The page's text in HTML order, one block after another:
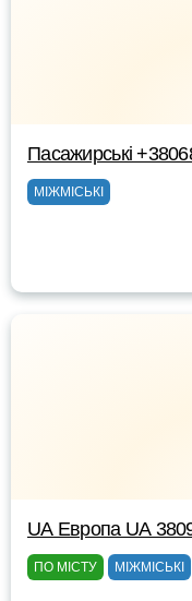
Пасажирські
МІЖМІСЬКІ
UА Европа UА
ПО МІСТУ МІЖМІСЬКІ